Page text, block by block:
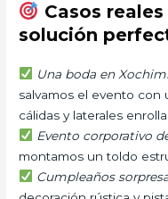
Casos
solución
Una boda en
salvamos el evento
cálidas y laterales
Evento corporativo
montamos un toldo
Cumpleaños